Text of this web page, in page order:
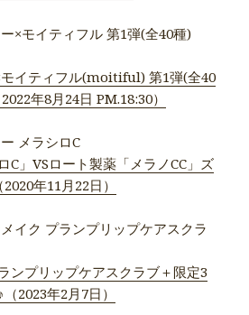
×モイティフル 第1弾(全40種)
イティフル(moitiful) 第1弾(全40
年8月24日 PM.18:30）
メラシロC
」VSロート製薬「メラノCC」ズ
年11月22日）
イク プランプリップケアスクラ
ンプリップケアスクラブ＋限定3
2023年2月7日）